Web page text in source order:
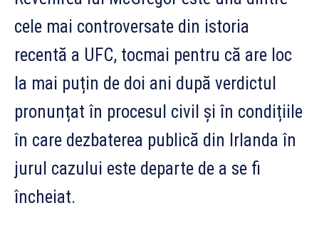
cele mai controversate din istoria
recentă a UFC, tocmai pentru că are loc
la mai puțin de doi ani după verdictul
pronunțat în procesul civil și în condițiile
în care dezbaterea publică din Irlanda în
jurul cazului este departe de a se fi
încheiat.